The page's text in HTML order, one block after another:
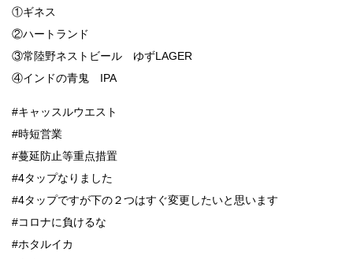
①ギネス
②ハートランド
③常陸野ネストビール ゆずLAGER
④インドの青鬼 IPA
#キャッスルウエスト
#時短営業
#蔓延防止等重点措置
#4タップなりました
#4タップですが下の２つはすぐ変更したいと思います
#コロナに負けるな
#ホタルイカ